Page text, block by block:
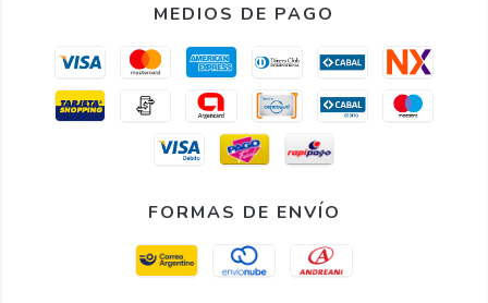
MEDIOS DE PAGO
FORMAS DE ENVÍO